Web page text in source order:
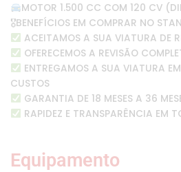
MOTOR 1.500 CC COM 120 CV
🎖BENEFÍCIOS EM COMPRAR NO
ACEITAMOS A SUA VIATURA DE
OFERECEMOS A REVISÃO
ENTREGAMOS A SUA VIATURA
CUSTOS
GARANTIA DE 18 MESES A 36
RAPIDEZ E TRANSPARÊNCIA EM
Equipamento